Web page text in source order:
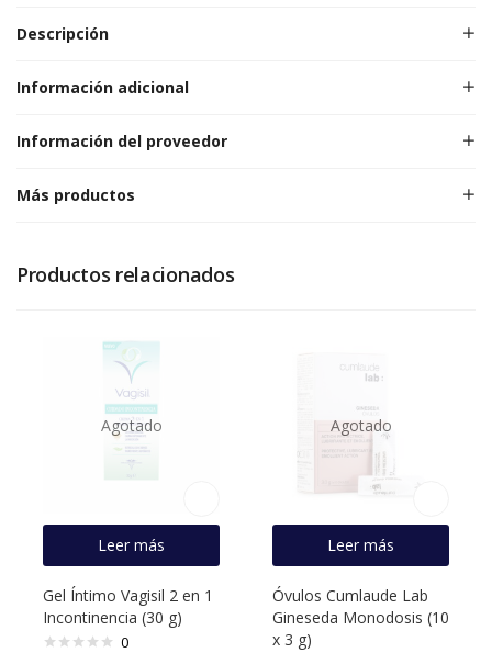
Descripción
Información adicional
Información del proveedor
Más productos
Productos relacionados
Agotado
Leer más
Gel Íntimo Vagisil 2 en 1
Incontinencia (30 g)
0
Agotado
Leer más
Óvulos Cumlaude Lab
Gineseda Monodosis (10
x 3 g)